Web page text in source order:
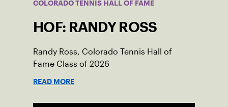
COLORADO TENNIS HALL OF FAME
HOF: RANDY ROSS
Randy Ross, Colorado Tennis Hall of
Fame Class of 2026
READ MORE